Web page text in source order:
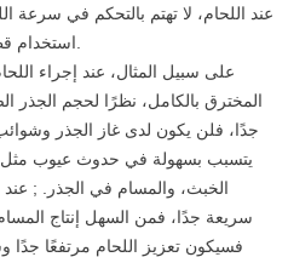
على سبيل المثال، عند إجراء
المخترق بالكامل، نظرًا لحجم الجذر
جدًا، فلن يكون لدى غاز الجذر
يتسبب بسهولة في حدوث عيوب مثل
الخبث، والمسام في الجذر. ; عند
سريعة جدًا، فمن السهل إنتاج
فسيكون تعزيز اللحام مرتفعًا